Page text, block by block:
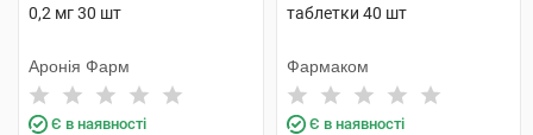
0,2 мг 30 шт
Аронія Фарм
Є в наявності
таблетки 40 шт
Фармаком
Є в наявності